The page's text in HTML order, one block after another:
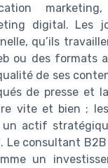
marketing,
digital. Les
qu’ils
ou des formats
de ses
de presse et
vite et bien ;
un actif
Le consultant
un